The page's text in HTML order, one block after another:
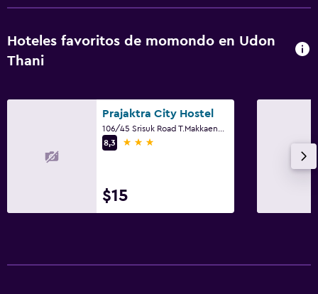
Hoteles favoritos de momondo en Udon
Thani
Prajaktra City Hostel
8,3
3 estrellas
$15